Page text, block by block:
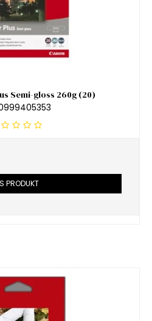
Semi-gloss 260g (20)
PRODUKT